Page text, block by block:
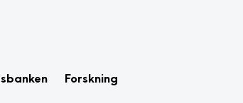
Forskning